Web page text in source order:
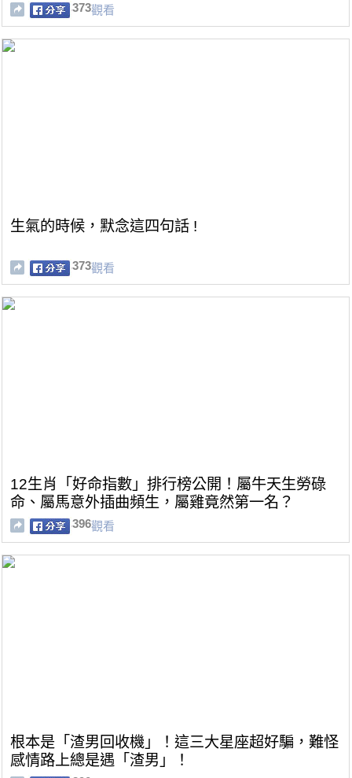
373觀看
生氣的時候，默念這四句話 !
373觀看
12生肖「好命指數」排行榜公開！屬牛天生勞碌
命、屬馬意外插曲頻生，屬雞竟然第一名？
396觀看
根本是「渣男回收機」！這三大星座超好騙，難怪
感情路上總是遇「渣男」！